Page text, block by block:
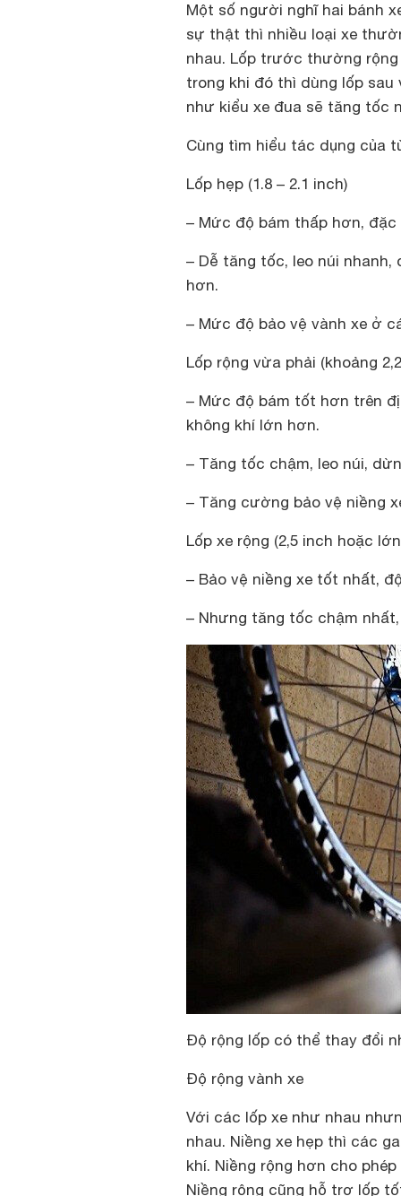
Một số người nghĩ hai bánh
sự thật thì nhiều loại xe
nhau. Lốp trước thường
trong khi đó thì dùng lốp
như kiểu xe đua sẽ tăng tốc
Cùng tìm hiểu tác dụng của
Lốp hẹp (1.8 – 2.1 inch)
– Mức độ bám thấp hơn,
– Dễ tăng tốc, leo núi
hơn.
– Mức độ bảo vệ vành xe ở
Lốp rộng vừa phải (khoảng
– Mức độ bám tốt hơn trên
không khí lớn hơn.
– Tăng tốc chậm, leo núi,
– Tăng cường bảo vệ niềng
Lốp xe rộng (2,5 inch hoặc
– Bảo vệ niềng xe tốt nhất,
– Nhưng tăng tốc chậm
Độ rộng lốp có thể thay đổi
Độ rộng vành xe
Với các lốp xe như nhau
nhau. Niềng xe hẹp thì các
khí. Niềng rộng hơn cho
Niềng rộng cũng hỗ trợ lốp